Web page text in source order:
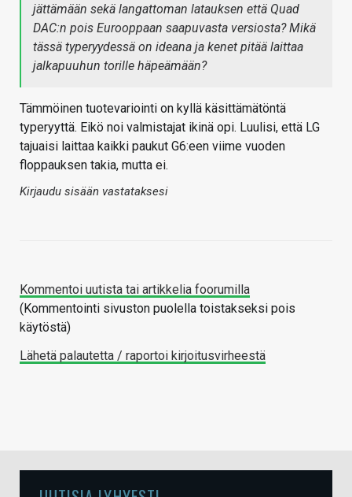
jättämään sekä langattoman latauksen että Quad
DAC:n pois Eurooppaan saapuvasta versiosta? Mikä
tässä typeryydessä on ideana ja kenet pitää laittaa
jalkapuuhun torille häpeämään?
Tämmöinen tuotevariointi on kyllä käsittämätöntä
typeryyttä. Eikö noi valmistajat ikinä opi. Luulisi, että LG
tajuaisi laittaa kaikki paukut G6:een viime vuoden
floppauksen takia, mutta ei.
Kirjaudu sisään vastataksesi
Kommentoi uutista tai artikkelia foorumilla
(Kommentointi sivuston puolella toistakseksi pois
käytöstä)
Lähetä palautetta / raportoi kirjoitusvirheestä